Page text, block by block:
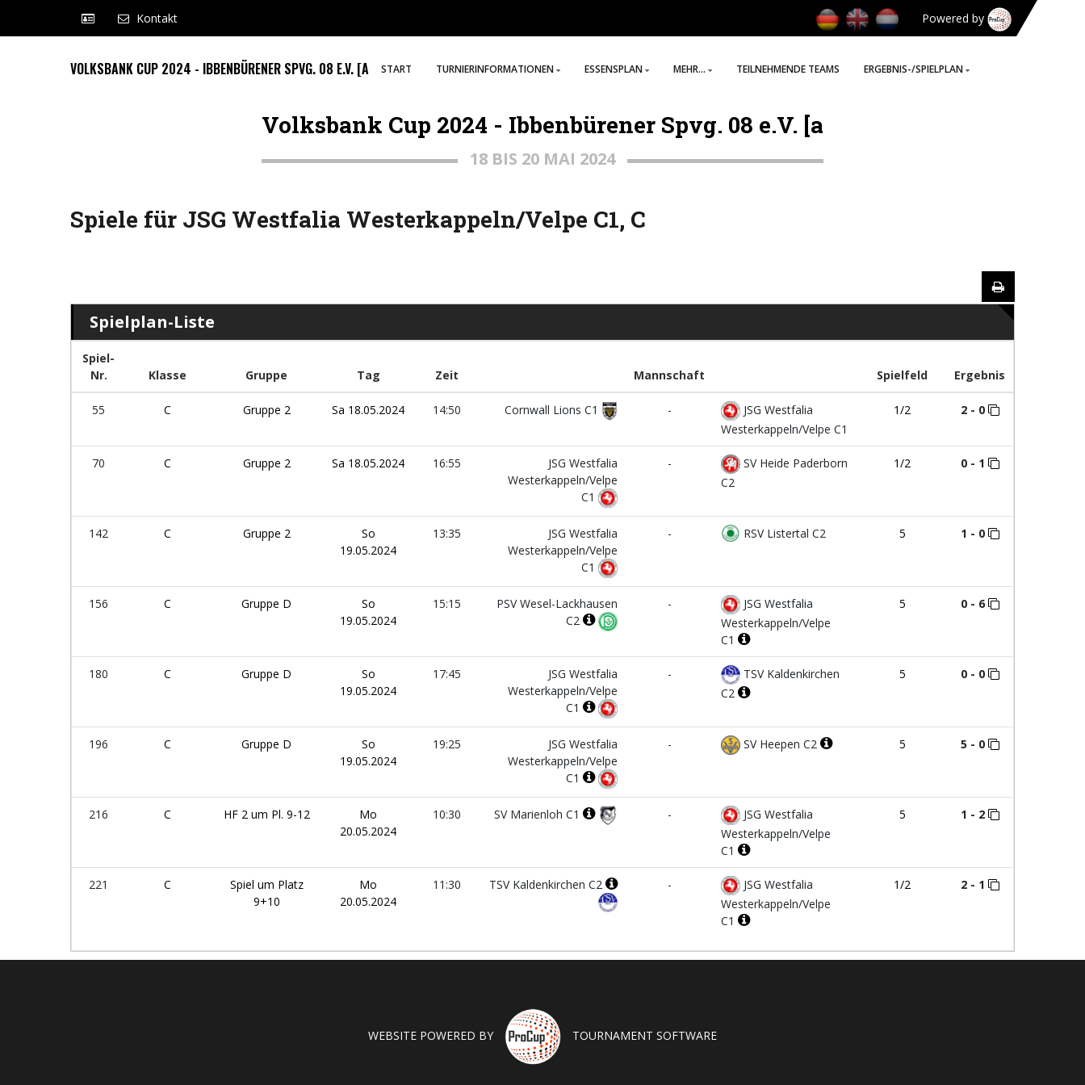
Kontakt Powered by
VOLKSBANK CUP 2024 - IBBENBÜRENER SPVG. 08 E.V. [A START TURNIERINFORMATIONEN ESSENSPLAN MEHR... TEILNEHMENDE TEAMS ERGEBNIS-/SPIELPLAN
Volksbank Cup 2024 - Ibbenbürener Spvg. 08 e.V. [a
18 BIS 20 MAI 2024
Spiele für JSG Westfalia Westerkappeln/Velpe C1, C
Spielplan-Liste
Spiel-
Nr.
Klasse Gruppe Tag Zeit Mannschaft Spielfeld Ergebnis
55 C Gruppe 2 Sa 18.05.2024 14:50 Cornwall Lions C1 -
JSG Westfalia
Westerkappeln/Velpe C1
1/2 2 - 0
70 C Gruppe 2 Sa 18.05.2024 16:55
JSG Westfalia
Westerkappeln/Velpe
C1
-
SV Heide Paderborn
C2
1/2 0 - 1
142 C Gruppe 2
So
19.05.2024
13:35
JSG Westfalia
Westerkappeln/Velpe
C1
- RSV Listertal C2 5 1 - 0
156 C Gruppe D
So
19.05.2024
15:15
PSV Wesel-Lackhausen
C2
-
JSG Westfalia
Westerkappeln/Velpe
C1
5 0 - 6
180 C Gruppe D
So
19.05.2024
17:45
JSG Westfalia
Westerkappeln/Velpe
C1
-
TSV Kaldenkirchen
C2
5 0 - 0
196 C Gruppe D
So
19.05.2024
19:25
JSG Westfalia
Westerkappeln/Velpe
C1
- SV Heepen C2 5 5 - 0
216 C HF 2 um Pl. 9-12
Mo
20.05.2024
10:30 SV Marienloh C1 -
JSG Westfalia
Westerkappeln/Velpe
C1
5 1 - 2
221 C
Spiel um Platz
9+10
Mo
20.05.2024
11:30 TSV Kaldenkirchen C2 -
JSG Westfalia
Westerkappeln/Velpe
C1
1/2 2 - 1
WEBSITE POWERED BY TOURNAMENT SOFTWARE